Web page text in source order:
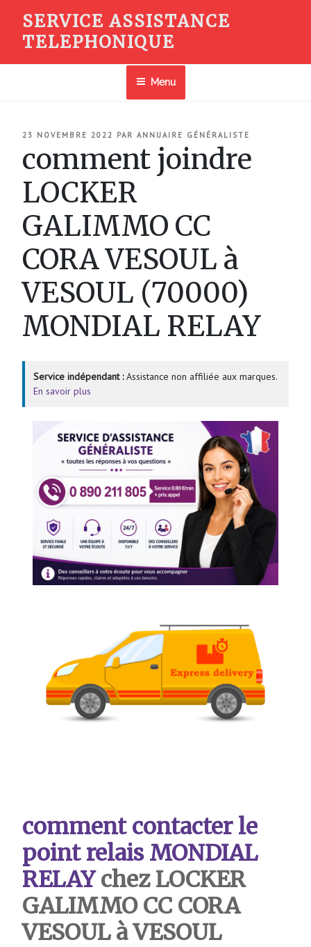
contenu
SERVICE ASSISTANCE
TELEPHONIQUE
Menu
PUBLIÉ
23 NOVEMBRE 2022 PAR ANNUAIRE GÉNÉRALISTE
comment joindre
LOCKER
GALIMMO CC
CORA VESOUL à
VESOUL (70000)
MONDIAL RELAY
Service indépendant :Assistance non affiliée aux marques.
En savoir plus
comment contacter le
point relais MONDIAL
RELAYchez LOCKER
GALIMMO CC CORA
VESOUL à VESOUL